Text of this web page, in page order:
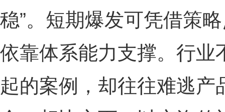
稳”。短期爆发可凭借策
依靠体系能力支撑。行业
起的案例，却往往难逃产